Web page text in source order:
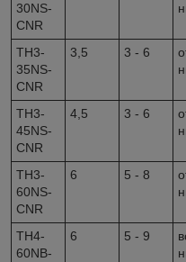
30NS-
CNR
TH3-
35NS-
CNR
3,5 3 - 6
TH3-
45NS-
CNR
4,5 3 - 6
TH3-
60NS-
CNR
6 5 - 8
TH4-
60NB-
6 5 - 9